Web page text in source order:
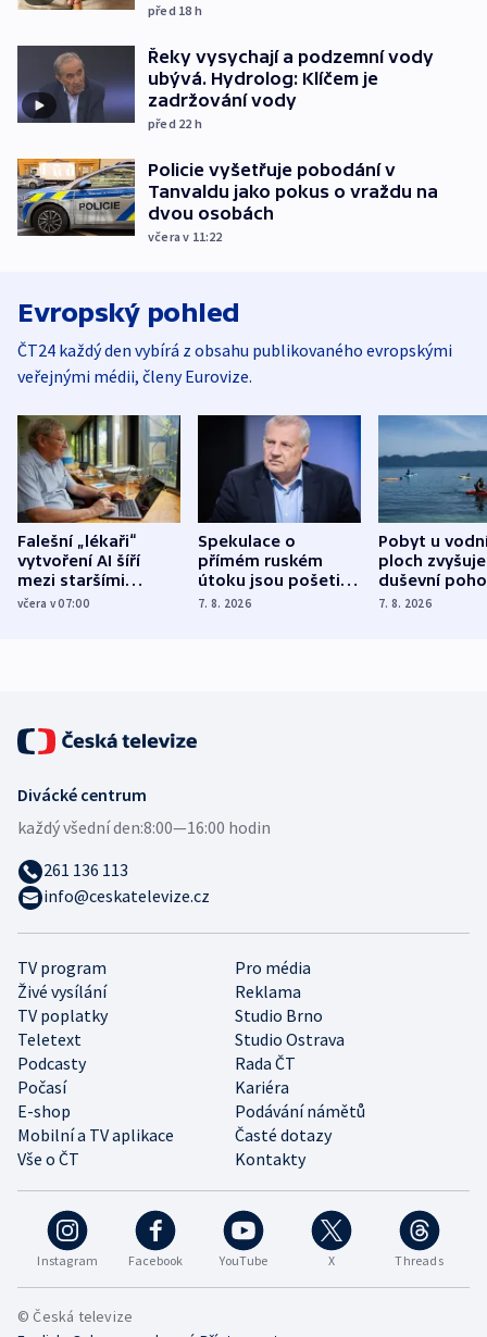
před 18 h
Řeky vysychají a podzemní vody
ubývá. Hydrolog: Klíčem je
zadržování vody
před 22 h
Policie vyšetřuje pobodání v
Tanvaldu jako pokus o vraždu na
dvou osobách
včera v 11:22
Evropský pohled
ČT24 každý den vybírá z obsahu publikovaného evropskými
veřejnými médii, členy Eurovize.
Falešní „lékaři“
vytvoření AI šíří
mezi staršími
Poláky nebezpečné
včera v 07:00
Spekulace o
přímém ruském
útoku jsou pošetilé,
míní estonský
7. 8. 2026
Pobyt u
ploch zvyšuje
duševní
ukázala
7. 8. 2026
Instagram Facebook YouTube X Threads
TV program
Pro média
Živé vysílání
Reklama
TV poplatky
Studio Brno
Teletext
Studio Ostrava
Podcasty
Rada ČT
Počasí
Kariéra
E-shop
Podávání námětů
Mobilní a TV aplikace
Časté dotazy
Vše o ČT
Kontakty
Divácké centrum
každý všední den:8:00—16:00 hodin
261 136 113
info@ceskatelevize.cz
© Česká televize